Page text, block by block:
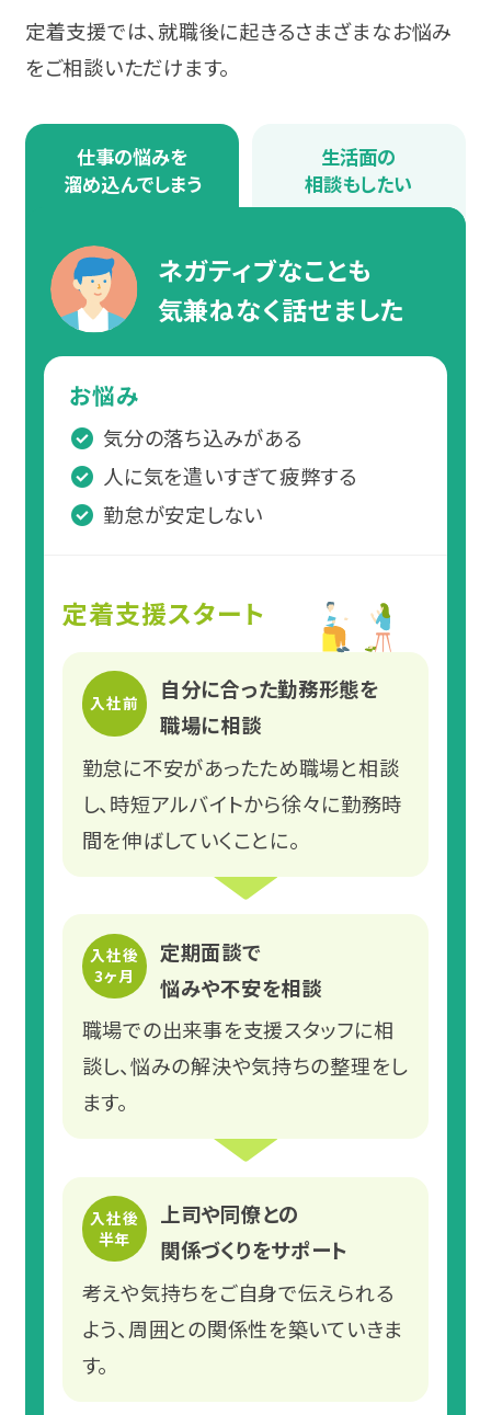
定着支援では、就職後に起きるさまざまなお悩み
をご相談いただけます。
仕事の悩みを
溜め込んでしまう
生活面の
相談もしたい
ネガティブなことも
気兼ねなく話せました
お悩み
気分の落ち込みがある
人に気を遣いすぎて疲弊する
勤怠が安定しない
定着支援スタート
入社前
自分に合った勤務形態を
職場に相談
勤怠に不安があったため職場と相談
し、時短アルバイトから徐々に勤務時
間を伸ばしていくことに。
入社後
3ヶ月
定期面談で
悩みや不安を相談
職場での出来事を支援スタッフに相
談し、悩みの解決や気持ちの整理をし
ます。
入社後
半年
上司や同僚との
関係づくりをサポート
考えや気持ちをご自身で伝えられる
よう、周囲との関係性を築いていきま
す。